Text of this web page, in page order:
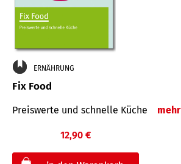
ERNÄHRUNG
Fix Food
Preiswerte und schnelle Küche mehr
12,90 €